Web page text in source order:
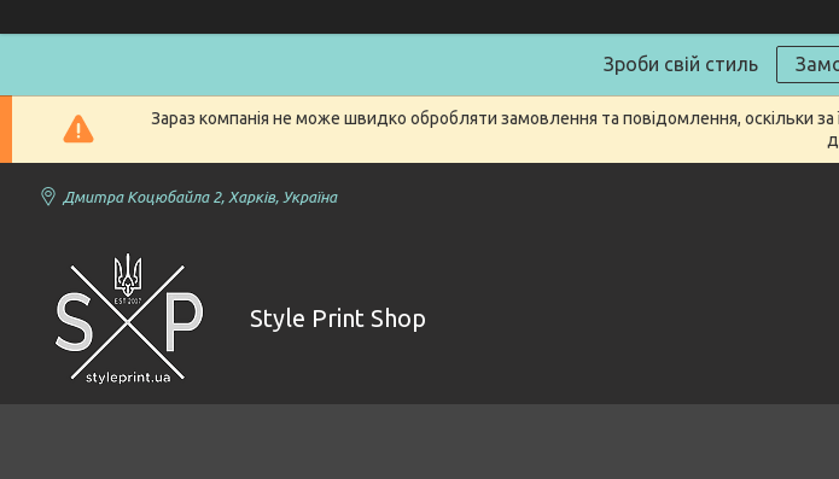
Зроби свій стиль
Зараз компанія не може швидко обробляти замовлення та повідомлення, оскільки
Дмитра Коцюбайла 2, Харків, Україна
Style Print Shop